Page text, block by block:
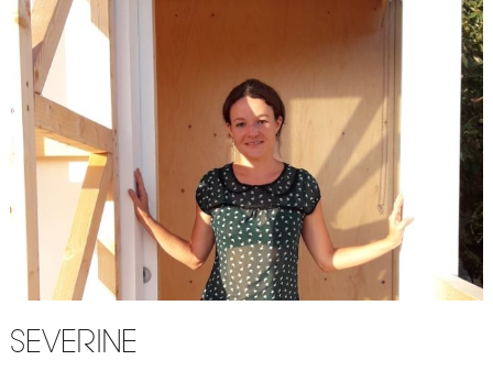
Severine